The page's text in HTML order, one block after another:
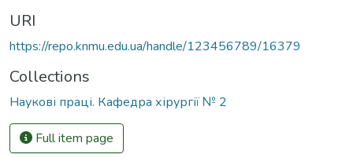
URI
https://repo.knmu.edu.ua/handle/123456789/16379
Collections
Наукові праці. Кафедра хірургії № 2
Full item page